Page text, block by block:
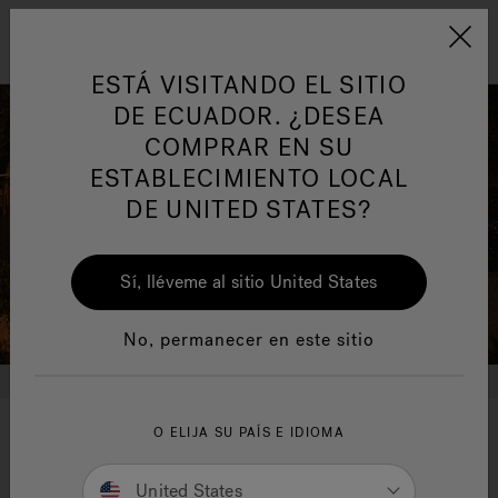
Jacuzzi&reg; Latin
ESTÁ VISITANDO EL SITIO
DE ECUADOR. ¿DESEA
COMPRAR EN SU
ESTABLECIMIENTO LOCAL
DE UNITED STATES?
Sí, lléveme al sitio United States
No, permanecer en este sitio
O ELIJA SU PAÍS E IDIOMA
United States